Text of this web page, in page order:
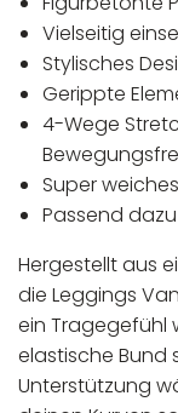
Vielseitig
Stylisches
Gerippte
4-Wege
Super
Passend
Hergestellt aus
die Leggings
ein Tragegefühl
elastische Bund
Unterstützung